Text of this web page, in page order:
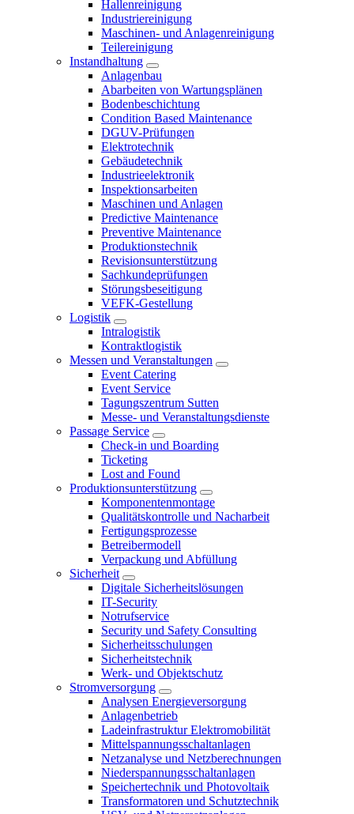
Hallenreinigung
Industriereinigung
Maschinen- und Anlagenreinigung
Teilereinigung
Instandhaltung
Anlagenbau
Abarbeiten von Wartungsplänen
Bodenbeschichtung
Condition Based Maintenance
DGUV-Prüfungen
Elektrotechnik
Gebäudetechnik
Industrieelektronik
Inspektionsarbeiten
Maschinen und Anlagen
Predictive Maintenance
Preventive Maintenance
Produktionstechnik
Revisionsunterstützung
Sachkundeprüfungen
Störungsbeseitigung
VEFK-Gestellung
Logistik
Intralogistik
Kontraktlogistik
Messen und Veranstaltungen
Event Catering
Event Service
Tagungszentrum Sutten
Messe- und Veranstaltungsdienste
Passage Service
Check-in und Boarding
Ticketing
Lost and Found
Produktionsunterstützung
Komponentenmontage
Qualitätskontrolle und Nacharbeit
Fertigungsprozesse
Betreibermodell
Verpackung und Abfüllung
Sicherheit
Digitale Sicherheitslösungen
IT-Security
Notrufservice
Security und Safety Consulting
Sicherheitsschulungen
Sicherheitstechnik
Werk- und Objektschutz
Stromversorgung
Analysen Energieversorgung
Anlagenbetrieb
Ladeinfrastruktur Elektromobilität
Mittelspannungsschaltanlagen
Netzanalyse und Netzberechnungen
Niederspannungsschaltanlagen
Speichertechnik und Photovoltaik
Transformatoren und Schutztechnik